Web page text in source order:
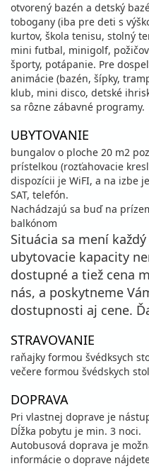
otvorený bazén a detský
tobogany (iba pre deti s
kurtov, škola tenisu, stolný
mini futbal, minigolf,
športy, potápanie. Pre
animácie (bazén, šípky,
klub, mini disco, detské
sa rôzne zábavné programy.
UBYTOVANIE
bungalov o ploche 20 m2
prístelkou (rozťahovacie
dispozícii je WiFI, a na izbe
SAT, telefón.
Nachádzajú sa buď na
balkónom
Situácia sa mení
ubytovacie kapacity
dostupné a tiež cena
nás, a poskytneme
dostupnosti aj cene.
STRAVOVANIE
raňajky formou švédksych
večere formou švédskych
DOPRAVA
Pri vlastnej doprave je
Dĺžka pobytu je min. 3 noci.
Autobusová doprava je
informácie o doprave